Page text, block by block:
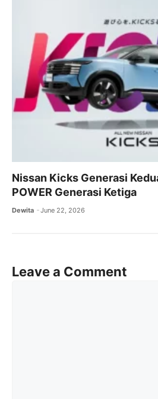
Nissan Kicks Generasi
POWER Generasi Ketiga
Dewita June 22, 2026
Leave a Comment